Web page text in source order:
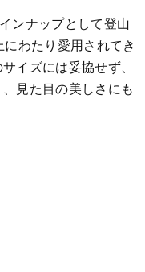
ンナップとして登山
わたり愛用されてき
イズには妥協せず、
見た目の美しさにも